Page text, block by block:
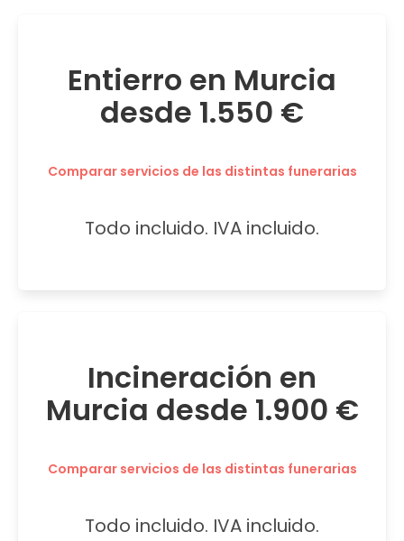
Entierro en Murcia
desde 1.550 €
Comparar servicios de las distintas funerarias
Todo incluido. IVA incluido.
Incineración en
Murcia desde 1.900 €
Comparar servicios de las distintas funerarias
Todo incluido. IVA incluido.